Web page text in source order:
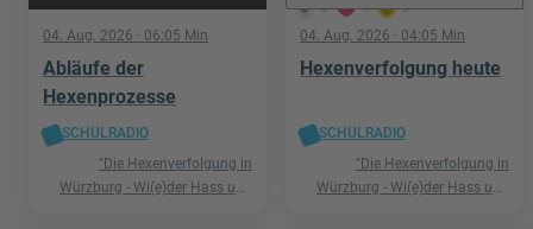
04. Aug. 2026 · 06:05 Min
Abläufe der
Hexenprozesse
SCHULRADIO
"Die Hexenverfolgung in
Würzburg - Wi(e)der Hass und
5 1 0
04. Aug. 2026 · 04:05 Min
Hexenverfolgung heute
SCHULRADIO
"Die Hexenverfolgung in
Würzburg - Wi(e)der Hass und